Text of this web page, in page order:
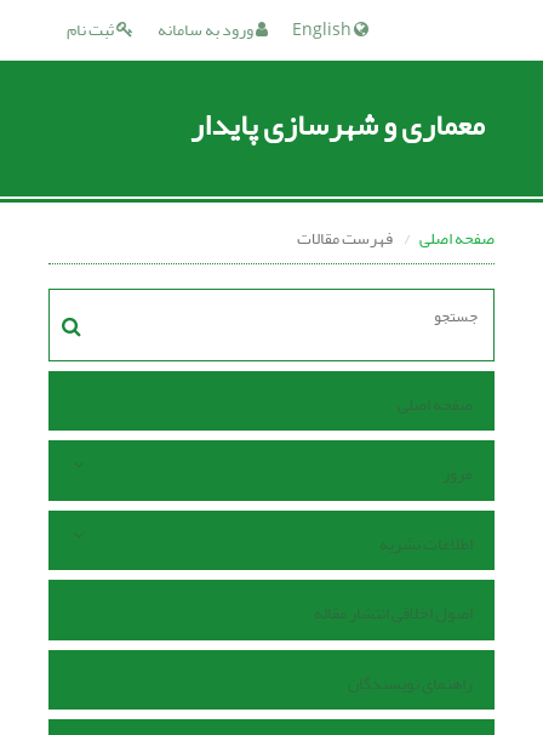
ثبت نام ورود به سامانه
معماری و شهرسازی پایدار
صفحه اصلی فهرست مقالات
صفحه اصلی
مرور
اطلاعات نشریه
اصول اخلاقی انتشار مقاله
راهنمای نویسندگان